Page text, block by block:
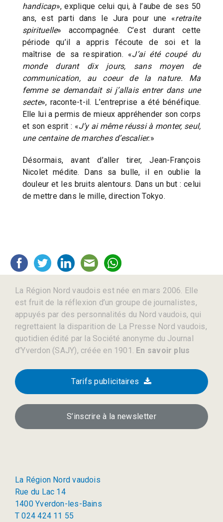
handicap», explique celui qui, à l’aube de ses 50
ans, est parti dans le Jura pour une «retraite
spirituelle» accompagnée. C’est durant cette
période qu’il a appris l’écoute de soi et la
maîtrise de sa respiration. «J’ai été coupé du
monde durant dix jours, sans moyen de
communication, au coeur de la nature. Ma
femme se demandait si j’allais entrer dans une
secte», raconte-t-il. L’entreprise a été bénéfique.
Elle lui a permis de mieux appréhender son corps
et son esprit : «J’y ai même réussi à monter, seul,
une centaine de marches d’escalier.»
Désormais, avant d’aller tirer, Jean-François
Nicolet médite. Dans sa bulle, il en oublie la
douleur et les bruits alentours. Dans un but : celui
de mettre dans le mille, direction Tokyo.
La Région Nord vaudois est née en mars 2006. Elle
est fruit de la réflexion d’un groupe de journalistes,
appuyés par des personnalités du Nord vaudois, qui
regrettaient la disparition de La Presse Nord vaudois,
quotidien édité par la Société anonyme du Journal
d’Yverdon (SAJY), créée en 1901. En savoir plus
Tarifs publicitaires
S’inscrire à la newsletter
La Région Nord vaudois
Rue du Lac 14
1400 Yverdon-les-Bains
T 024 424 11 55